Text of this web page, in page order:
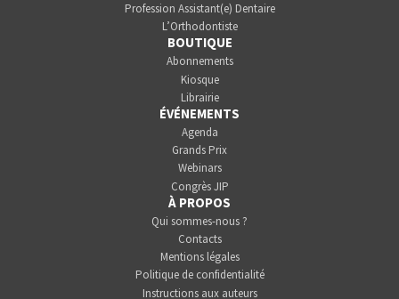
Profession Assistant(e) Dentaire
L’Orthodontiste
BOUTIQUE
Abonnements
Kiosque
Librairie
ÉVÉNEMENTS
Agenda
Grands Prix
Webinars
Congrès JIP
À PROPOS
Qui sommes-nous ?
Contacts
Mentions légales
Politique de confidentialité
Instructions aux auteurs